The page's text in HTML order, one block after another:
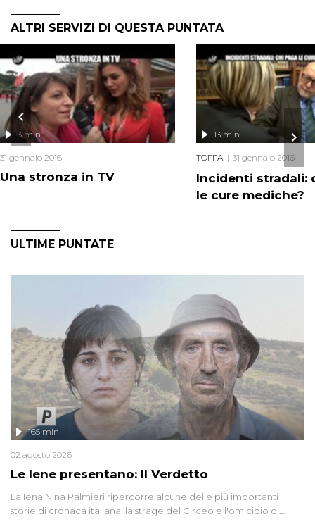
ALTRI SERVIZI DI QUESTA PUNTATA
Una stronza in TV
3 min
31 gennaio 2016
Incidenti stradali:
le cure mediche?
13 min
TOFFA 31 gennaio 2016
ULTIME PUNTATE
Le Iene presentano: Il Verdetto
165 min
02 agosto 2026
La Iena Nina Palmieri ripercorre alcune delle più importanti
storie di cronaca italiana: la strage del Circeo e l'omicidio di